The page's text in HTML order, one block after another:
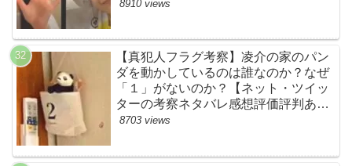
レまとめ【第９話】
8910 views
【真犯人フラグ考察】凌介の家のパン
ダを動かしているのは誰なのか？なぜ
「１」がないのか？【ネット・ツイッ
ターの考察ネタバレ感想評価評判あら
すじ原作犯人キャスト黒幕伏線まと
8703 views